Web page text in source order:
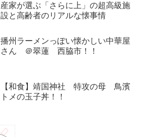
産家が選ぶ「さらに上」の超高級施
設と高齢者のリアルな懐事情
播州ラーメンっぽい懐かしい中華屋
さん ＠翠蓮 西脇市！！
【和食】靖国神社 特攻の母 鳥濱
トメの玉子丼！！